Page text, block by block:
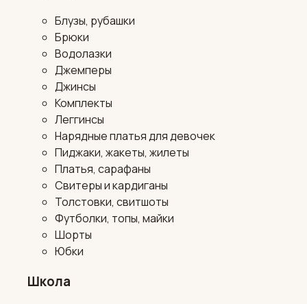
Блузы, рубашки
Брюки
Водолазки
Джемперы
Джинсы
Комплекты
Леггинсы
Нарядные платья для девочек
Пиджаки, жакеты, жилеты
Платья, сарафаны
Свитеры и кардиганы
Толстовки, свитшоты
Футболки, топы, майки
Шорты
Юбки
Школа